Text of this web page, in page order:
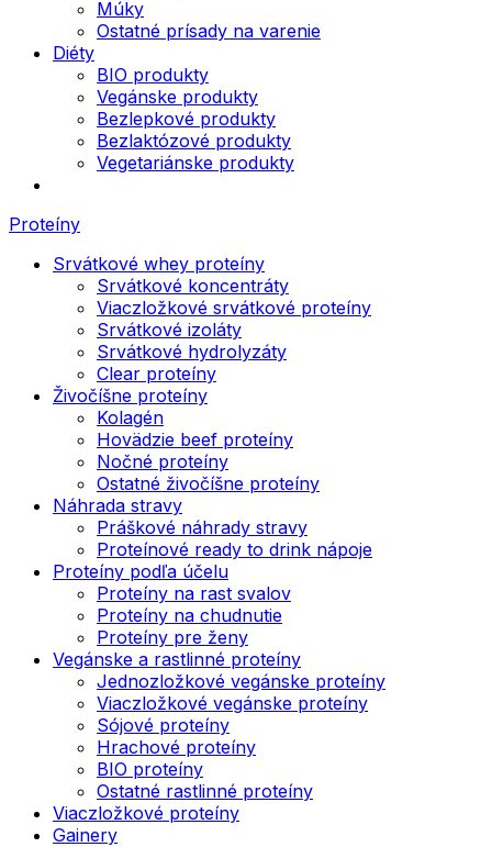
Múky
Ostatné prísady na varenie
Diéty
BIO produkty
Vegánske produkty
Bezlepkové produkty
Bezlaktózové produkty
Vegetariánske produkty
Proteíny
Srvátkové whey proteíny
Srvátkové koncentráty
Viaczložkové srvátkové proteíny
Srvátkové izoláty
Srvátkové hydrolyzáty
Clear proteíny
Živočíšne proteíny
Kolagén
Hovädzie beef proteíny
Nočné proteíny
Ostatné živočíšne proteíny
Náhrada stravy
Práškové náhrady stravy
Proteínové ready to drink nápoje
Proteíny podľa účelu
Proteíny na rast svalov
Proteíny na chudnutie
Proteíny pre ženy
Vegánske a rastlinné proteíny
Jednozložkové vegánske proteíny
Viaczložkové vegánske proteíny
Sójové proteíny
Hrachové proteíny
BIO proteíny
Ostatné rastlinné proteíny
Viaczložkové proteíny
Gainery